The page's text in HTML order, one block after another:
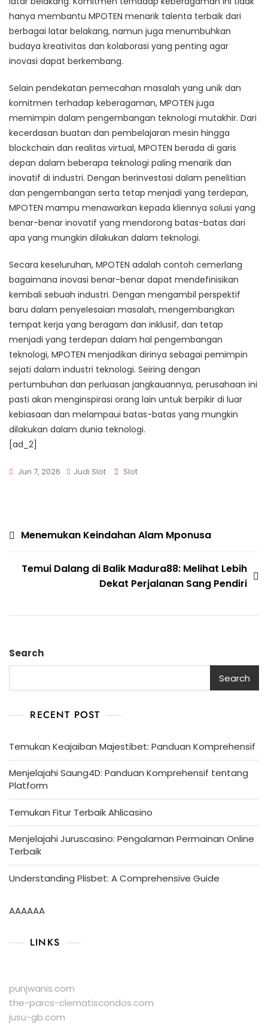
hanya membantu MPOTEN menarik talenta terbaik dari
berbagai latar belakang, namun juga menumbuhkan
budaya kreativitas dan kolaborasi yang penting agar
inovasi dapat berkembang.
Selain pendekatan pemecahan masalah yang unik dan
komitmen terhadap keberagaman, MPOTEN juga
memimpin dalam pengembangan teknologi mutakhir. Dari
kecerdasan buatan dan pembelajaran mesin hingga
blockchain dan realitas virtual, MPOTEN berada di garis
depan dalam beberapa teknologi paling menarik dan
inovatif di industri. Dengan berinvestasi dalam penelitian
dan pengembangan serta tetap menjadi yang terdepan,
MPOTEN mampu menawarkan kepada kliennya solusi yang
benar-benar inovatif yang mendorong batas-batas dari
apa yang mungkin dilakukan dalam teknologi.
Secara keseluruhan, MPOTEN adalah contoh cemerlang
bagaimana inovasi benar-benar dapat mendefinisikan
kembali sebuah industri. Dengan mengambil perspektif
baru dalam penyelesaian masalah, mengembangkan
tempat kerja yang beragam dan inklusif, dan tetap
menjadi yang terdepan dalam hal pengembangan
teknologi, MPOTEN menjadikan dirinya sebagai pemimpin
sejati dalam industri teknologi. Seiring dengan
pertumbuhan dan perluasan jangkauannya, perusahaan ini
pasti akan menginspirasi orang lain untuk berpikir di luar
kebiasaan dan melampaui batas-batas yang mungkin
dilakukan dalam dunia teknologi.
[ad_2]
Jun 7, 2026 Judi Slot Tags
Slot
PostMenemukan Keindahan Alam Mponusa
Temui Dalang di Balik Madura88: Melihat Lebih
Dekat Perjalanan Sang Pendiri
Search
Search
RECENT POST
Temukan Keajaiban Majestibet: Panduan Komprehensif
Menjelajahi Saung4D: Panduan Komprehensif tentang
Platform
Temukan Fitur Terbaik Ahlicasino
Menjelajahi Juruscasino: Pengalaman Permainan Online
Terbaik
Understanding Plisbet: A Comprehensive Guide
AAAAAA
LINKS
punjwanis.com
the-parcs-clematiscondos.com
jusu-gb.com